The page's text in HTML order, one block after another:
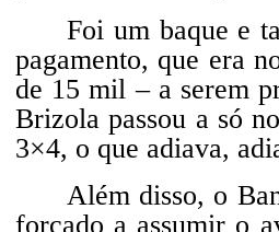
Foi um baque e
pagamento, que era
de 15 mil – a serem
Brizola passou a só
3×4, o que adiava,
Além disso, o
forçado a assumir o